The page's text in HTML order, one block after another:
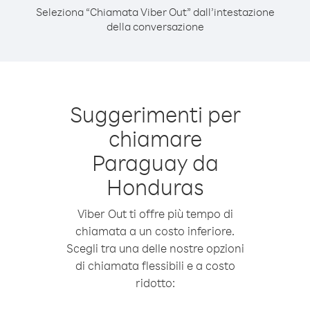
Seleziona “Chiamata Viber Out” dall’intestazione
della conversazione
Suggerimenti per
chiamare
Paraguay da
Honduras
Viber Out ti offre più tempo di
chiamata a un costo inferiore.
Scegli tra una delle nostre opzioni
di chiamata flessibili e a costo
ridotto: